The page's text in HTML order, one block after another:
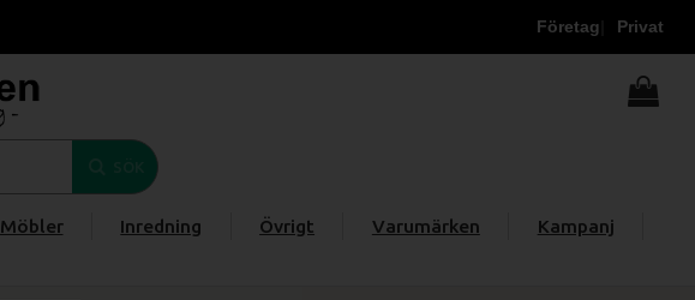
Företag Privat
Möbler Inredning Övrigt Varumärken
Kampanj